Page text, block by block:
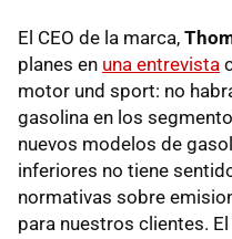
El CEO de la marca,
planes en una entrevista
motor und sport: no
gasolina en los
nuevos modelos de
inferiores no tiene
normativas sobre
para nuestros clientes.